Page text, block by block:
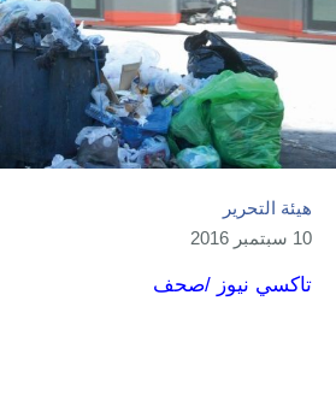
هيئة التحرير
10 سبتمبر 2016
تاكسي نيوز /صحف